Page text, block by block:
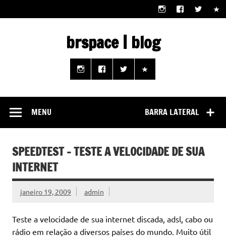
content
brspace | blog
Descubra como a tecnologia pode melhorar sua vida |
Junte-se a nós rumo a um futuro em que o útil e prático
estão ao seu alcance!
BARRA LATERAL
MENU
SPEEDTEST – TESTE A VELOCIDADE DE SUA
INTERNET
janeiro 19, 2009 admin
Teste a velocidade de sua internet discada, adsl, cabo ou
rádio em relação a diversos países do mundo. Muito útil